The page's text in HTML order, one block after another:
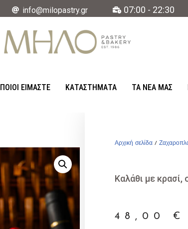
info@milopastry.gr 07:00 - 22:30
ΠΟΙΟΙ ΕΙΜΑΣΤΕ ΚΑΤΑΣΤΉΜΑΤΑ ΤΑ ΝΈΑ ΜΑΣ
Αρχική σελίδα /
Καλάθι με κρασί,
48,00 €